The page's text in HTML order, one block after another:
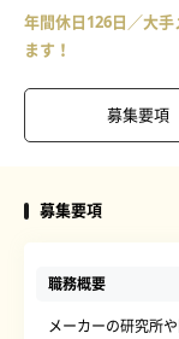
年間休日126日／大
ます！
募集要項
募集要項
職務概要
メーカーの研究所